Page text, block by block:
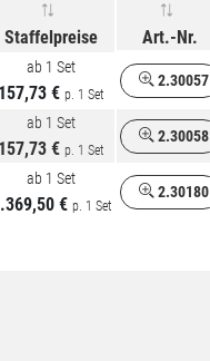
Staffelpreise
Art.-Nr.
ab 1 Set
157,73 € p. 1 Set
2.30057
ab 1 Set
157,73 € p. 1 Set
2.30058
ab 1 Set
€ p. 1 Set
2.30180